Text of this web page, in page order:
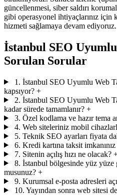
güncellenmesi, siber saldırı
gibi operasyonel ihtiyaçlarınız için
hizmeti sağlamaya devam ediyoruz.
İstanbul SEO Uyumlu
Sorulan Sorular
1. İstanbul SEO Uyumlu Web
kapsıyor? +
2. İstanbul SEO Uyumlu Web
kadar sürede tamamlanır? +
3. Özel kodlama ve hazır tema
4. Web siteleriniz mobil
5. Teknik SEO ayarları fiyata
6. Kredi kartına taksit imkanınız
7. Sitenin açılış hızı ne olacak?
8. İstanbul bölgesinde yüz yüze
musunuz? +
9. Kurumsal e-posta adresleri
10. Yayından sonra web sitesi